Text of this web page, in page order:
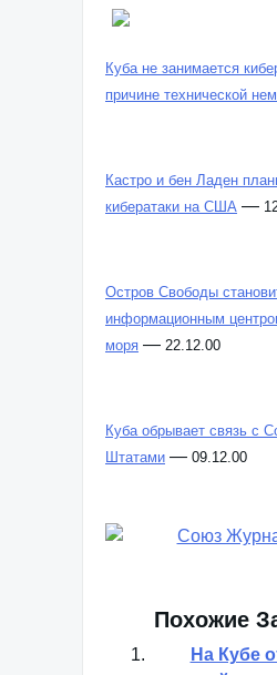
Куба не занимается
причине технической
Кастро и бен Ладен
кибератаки на США —
Остров Свободы
информационным
моря — 22.12.00
Куба обрывает связь с
Штатами — 09.12.00
Похожие
На Кубе